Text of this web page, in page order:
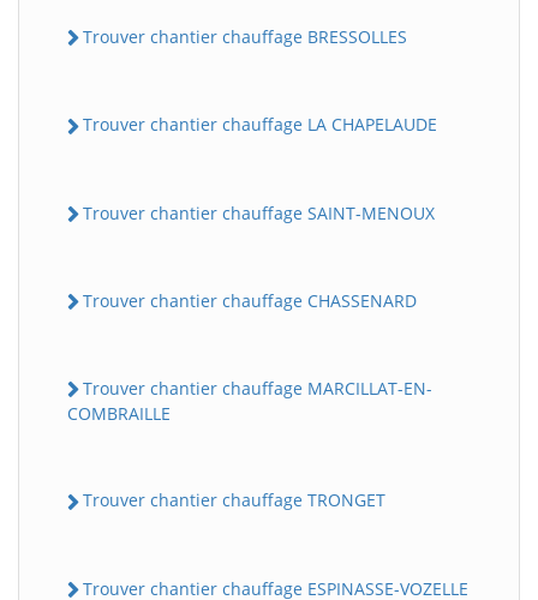
Trouver chantier chauffage BRESSOLLES
Trouver chantier chauffage LA CHAPELAUDE
Trouver chantier chauffage SAINT-MENOUX
Trouver chantier chauffage CHASSENARD
Trouver chantier chauffage MARCILLAT-EN-
COMBRAILLE
Trouver chantier chauffage TRONGET
Trouver chantier chauffage ESPINASSE-VOZELLE